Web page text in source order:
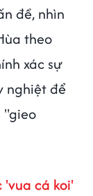
đề, nhìn
theo
xác sự
nghiệt để
"gieo
'vua cá koi'